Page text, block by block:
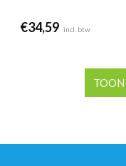
€34,59 incl. btw